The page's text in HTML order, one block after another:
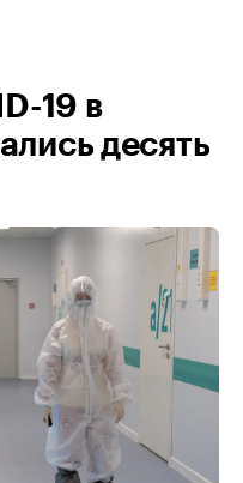
19 в
десять